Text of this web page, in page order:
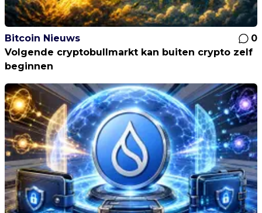
Bitcoin Nieuws
0
Volgende cryptobullmarkt kan buiten crypto zelf
beginnen